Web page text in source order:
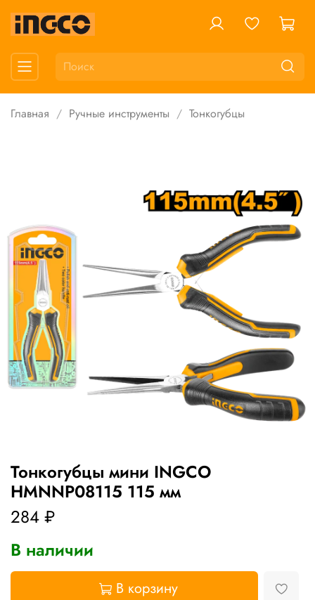
Главная Ручные инструменты Тонкогубцы
Тонкогубцы мини INGCO
HMNNP08115 115 мм
284 ₽
В наличии
В корзину